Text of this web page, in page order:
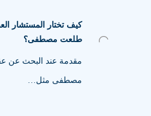
كيف تختار المستشار
طلعت مصطفى؟
مقدمة عند البحث عن
مصطفى مثل…